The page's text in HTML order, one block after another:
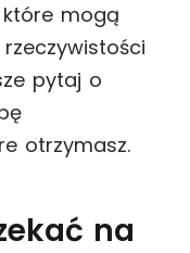
mogą
pytaj o
otrzymasz.
na